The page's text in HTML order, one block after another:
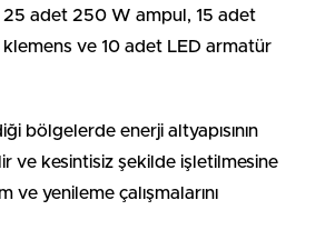
adet 250 W ampul, 15 adet
ve 10 adet LED armatür
bölgelerde enerji altyapısının
ve kesintisiz şekilde işletilmesine
ve yenileme çalışmalarını